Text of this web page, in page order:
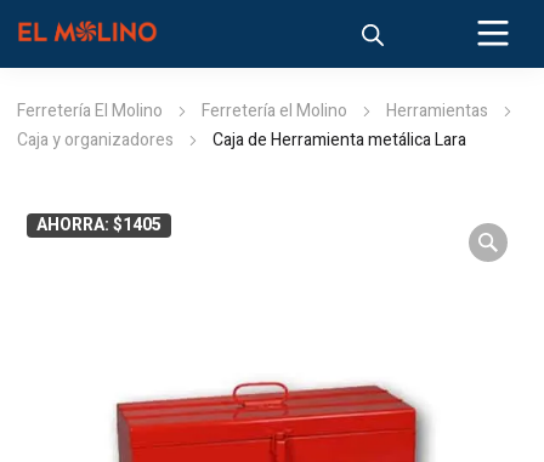
Ferretería El Molino Ferretería el Molino
Herramientas
Caja y organizadores
Caja de Herramienta metálica Lara
AHORRA: $1405